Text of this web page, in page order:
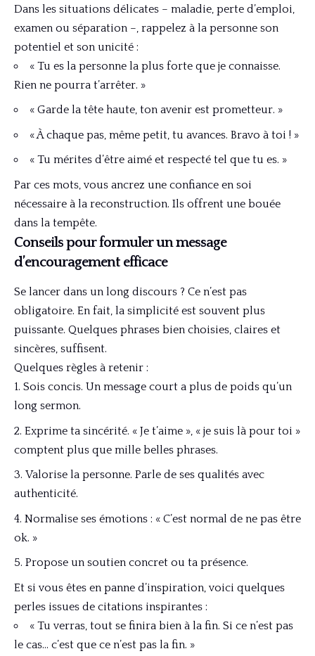
Dans les situations délicates – maladie, perte d’emploi,
examen ou séparation –, rappelez à la personne son
potentiel et son unicité :
« Tu es la personne la plus forte que je connaisse.
Rien ne pourra t’arrêter. »
« Garde la tête haute, ton avenir est prometteur. »
« À chaque pas, même petit, tu avances. Bravo à toi ! »
« Tu mérites d’être aimé et respecté tel que tu es. »
Par ces mots, vous ancrez une confiance en soi
nécessaire à la reconstruction. Ils offrent une bouée
dans la tempête.
Conseils pour formuler un message
d’encouragement efficace
Se lancer dans un long discours ? Ce n’est pas
obligatoire. En fait, la simplicité est souvent plus
puissante. Quelques phrases bien choisies, claires et
sincères, suffisent.
Quelques règles à retenir :
Sois concis. Un message court a plus de poids qu’un
long sermon.
Exprime ta sincérité. « Je t’aime », « je suis là pour toi »
comptent plus que mille belles phrases.
Valorise la personne. Parle de ses qualités avec
authenticité.
Normalise ses émotions : « C’est normal de ne pas être
ok. »
Propose un soutien concret ou ta présence.
Et si vous êtes en panne d’inspiration, voici quelques
perles issues de citations inspirantes :
« Tu verras, tout se finira bien à la fin. Si ce n’est pas
le cas… c’est que ce n’est pas la fin. »